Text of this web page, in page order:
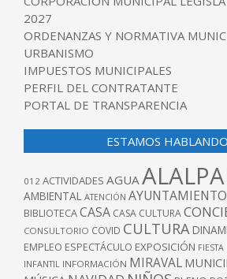
2027
ORDENANZAS Y NORMATIVA
URBANISMO
IMPUESTOS MUNICIPALES
PERFIL DEL CONTRATANTE
PORTAL DE TRANSPARENCIA
ESTAMOS
012 ACTIVIDADES AGUA
AMBIENTAL ATENCIÓN AYUNTAMIENTO
BIBLIOTECACASA CASA CULTURA
CONSULTORIO COVID CULTURA
EMPLEO ESPECTÁCULO EXPOSICIÓN FIESTA
INFANTIL INFORMACIÓN MIRAVAL